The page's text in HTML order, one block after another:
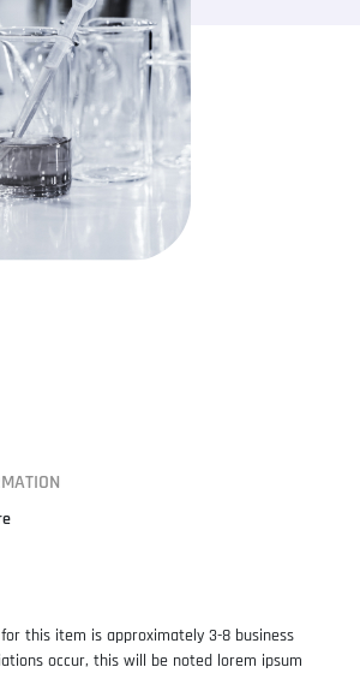
this item is approximately 3-8 business
occur, this will be noted lorem ipsum